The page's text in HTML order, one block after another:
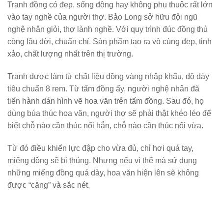
Tranh đồng có đẹp, sống động hay không phụ thuộc rất lớn
vào tay nghề của người thợ. Bảo Long sở hữu đội ngũ
nghệ nhân giỏi, thợ lành nghề. Với quy trình đúc đồng thủ
công lâu đời, chuẩn chỉ. Sản phẩm tạo ra vô cùng đẹp, tinh
xảo, chất lượng nhất trên thị trường.
Tranh được làm từ chất liệu đồng vàng nhập khẩu, độ dày
tiêu chuẩn 8 rem. Từ tấm đồng ấy, người nghệ nhân đã
tiến hành dán hình vẽ hoa văn trên tấm đồng. Sau đó, họ
dùng búa thúc hoa văn, người thợ sẽ phải thật khéo léo để
biết chỗ nào cần thúc nổi hẳn, chỗ nào cần thúc nổi vừa.
Từ đó điều khiển lực đập cho vừa đủ, chỉ hơi quá tay,
miếng đồng sẽ bị thủng. Nhưng nếu vì thế mà sử dụng
những miếng đồng quá dày, hoa văn hiện lên sẽ không
được “căng” và sắc nét.